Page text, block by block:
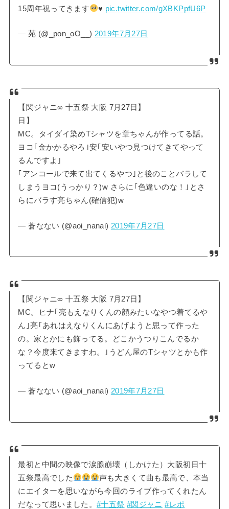
15周年祝ってきます
♥️ pic.twitter.com/gXBKPpfU6P
— 苑 (@_pon_oO__) 2019年7月27日
【関ジャニ∞ 十五祭 大阪 7月27日】
日】
MC。タイダイ染めTシャツを章ちゃんが作ってる話。
ヨコ｢金かかるやろ｣安｢安いやつ見つけてきてやって
るんですよ｣
｢アンコールで来て出てくるやつ｣と後のことバラして
しまうヨコ(うっかり？)w さらに｢色違いのな！｣とさ
らにバラす亮ちゃん(確信犯)w
— 蒼なない (@aoi_nanai) 2019年7月27日
【関ジャニ∞ 十五祭 大阪 7月27日】
MC。ヒナ｢亮もえなりくんの顔みたいなやつ着てるや
ん｣亮｢あれはえなりくんにあげようと思って作った
の。家とかにも飾ってる。どこかうつりこんでるか
な？今度来てきますわ。｣うどん屋のTシャツとかも作
ってるとw
— 蒼なない (@aoi_nanai) 2019年7月27日
最初と中間の映像で涙腺崩壊（しかけた）大阪初日十
五祭最高でした
声も大きくて曲も最高で、本当
にエイターを思いながら今回のライブ作ってくれたん
だなって思いました。#十五祭 #関ジャニ #レポ